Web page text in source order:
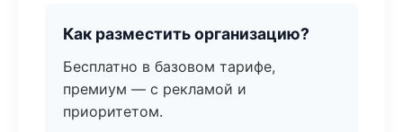
Как разместить организацию?
Бесплатно в базовом тарифе,
премиум — с рекламой и
приоритетом.